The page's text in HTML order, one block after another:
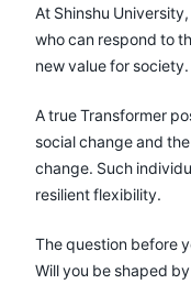
At Shinshu
who can respond to
new value for
A true Transformer
social change and
change. Such
resilient flexibility.
The question before
Will you be shaped